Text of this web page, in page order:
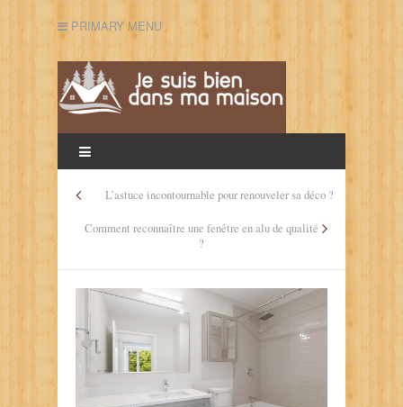
PRIMARY MENU
L’astuce incontournable pour renouveler sa déco ?
Comment reconnaître une fenêtre en alu de qualité
?